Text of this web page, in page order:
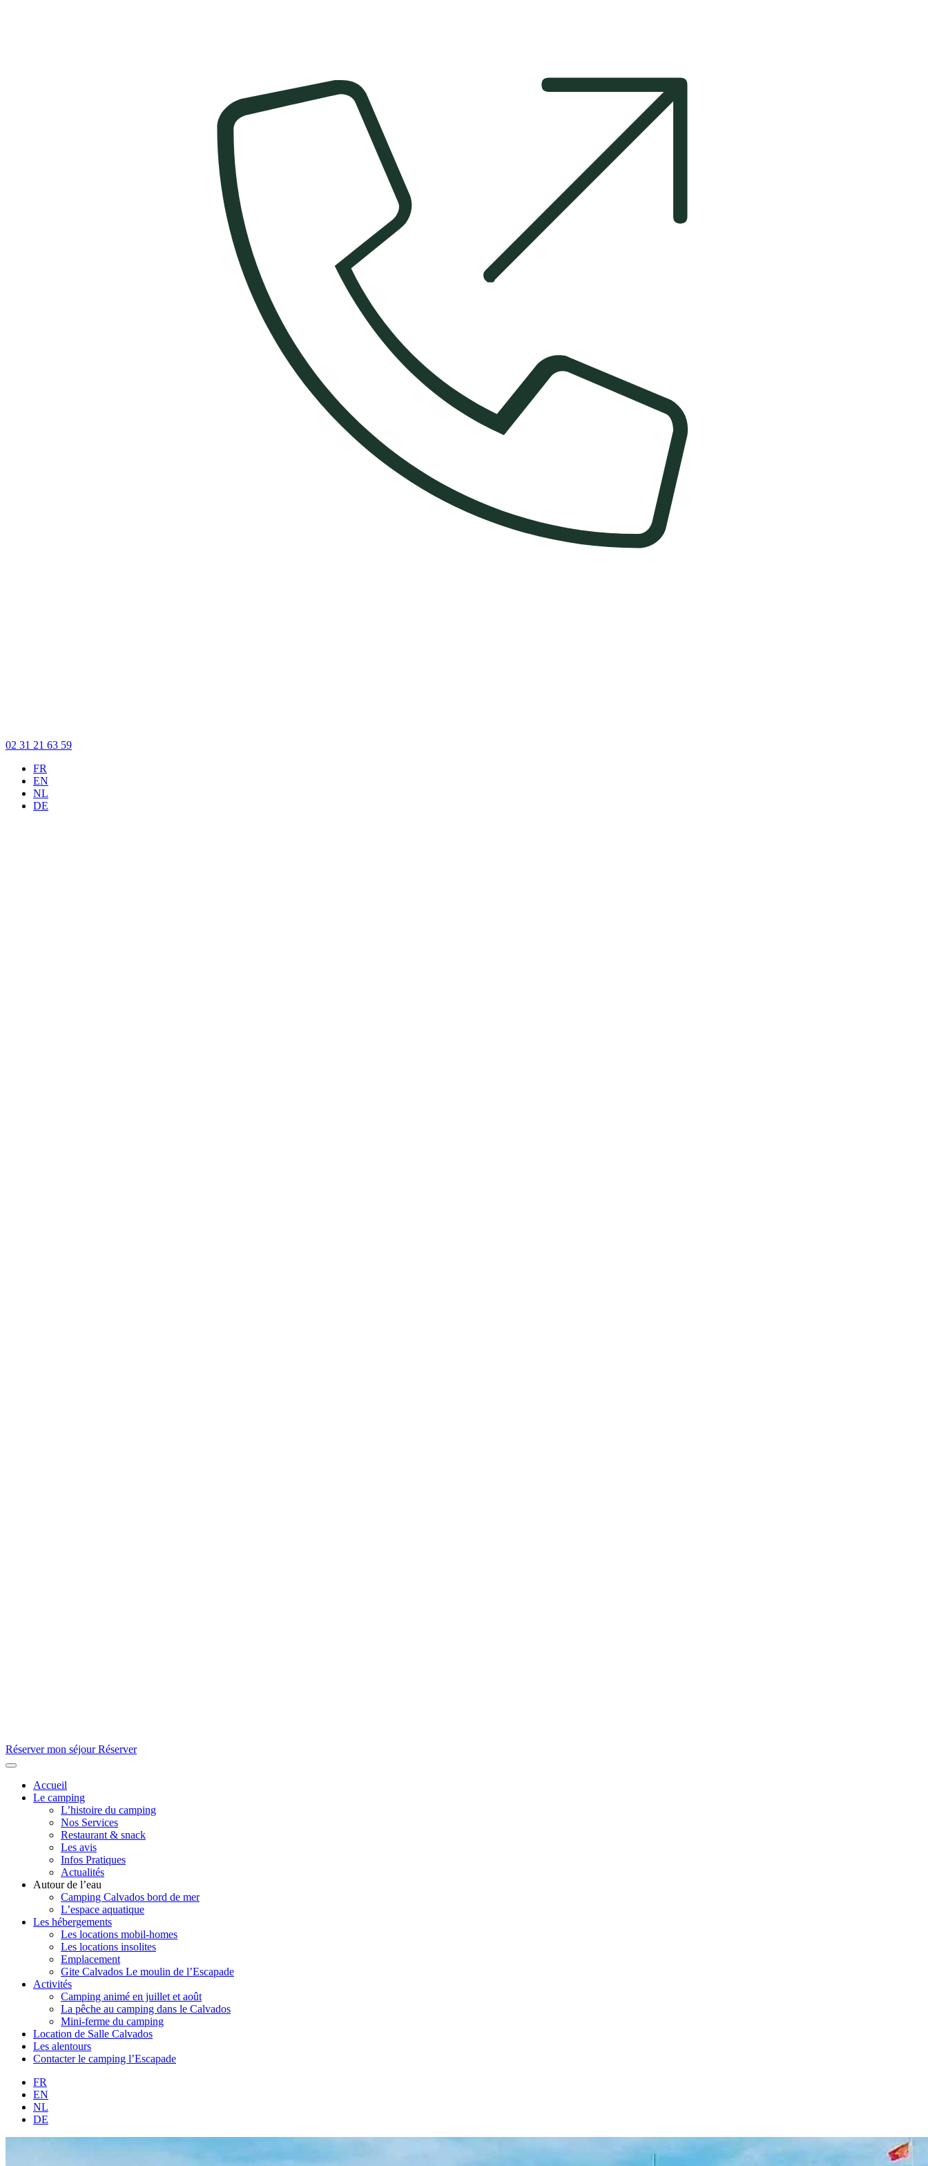
02 31 21 63 59
FR
EN
NL
DE
Réserver mon séjour Réserver
Accueil
Le camping
L’histoire du camping
Nos Services
Restaurant & snack
Les avis
Infos Pratiques
Actualités
Autour de l’eau
Camping Calvados bord de mer
L’espace aquatique
Les hébergements
Les locations mobil-homes
Les locations insolites
Emplacement
Gite Calvados Le moulin de l’Escapade
Activités
Camping animé en juillet et août
La pêche au camping dans le Calvados
Mini-ferme du camping
Location de Salle Calvados
Les alentours
Contacter le camping l’Escapade
FR
EN
NL
DE